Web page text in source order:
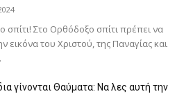
σπίτι! Στο Ορθόδοξο σπίτι πρέπει να
εικόνα του Χριστού, της Παν­αγίας και
γίνονται Θαύματα: Να λες αυτή την